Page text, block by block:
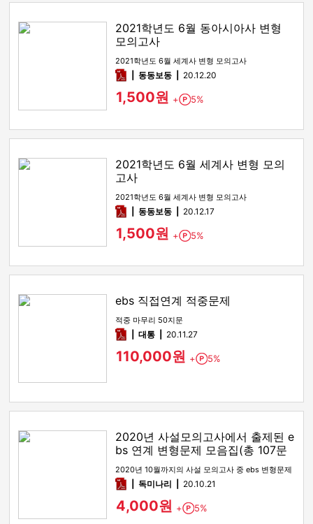
2021학년도 6월 동아시아사 변형
모의고사
2021학년도 6월 세계사 변형 모의고사
pdf동동보동 20.12.20
1,500원 + Point
5%
2021학년도 6월 세계사 변형 모의
고사
2021학년도 6월 세계사 변형 모의고사
pdf동동보동 20.12.17
1,500원 + Point
5%
ebs 직접연계 적중문제
적중 마무리 50지문
pdf대통 20.11.27
110,000원 + Point
5%
2020년 사설모의고사에서 출제된 e
bs 연계 변형문제 모음집(총 107문
제)
2020년 10월까지의 사설 모의고사 중 ebs 변형문제
pdf독미나리 20.10.21
4,000원 + Point
5%